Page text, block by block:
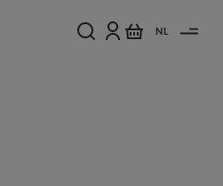
NL